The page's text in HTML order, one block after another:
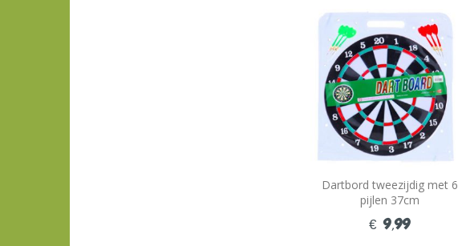
Dartbord tweezijdig met 6
pijlen 37cm
€ 9,99